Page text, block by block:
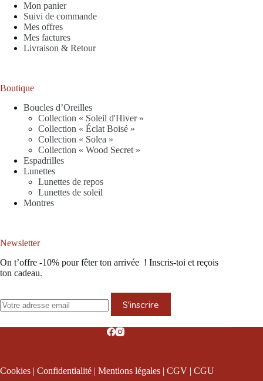
Mon panier
Suivi de commande
Mes offres
Mes factures
Livraison & Retour
Boutique
Boucles d’Oreilles
Collection « Soleil d'Hiver »
Collection « Éclat Boisé »
Collection « Solea »
Collection « Wood Secret »
Espadrilles
Lunettes
Lunettes de repos
Lunettes de soleil
Montres
Newsletter
On t’offre -10% pour fêter ton arrivée ! Inscris-toi et reçois
ton cadeau.
S'inscrire
Cookies | Confidentialité | Mentions légales | CGV | CGU